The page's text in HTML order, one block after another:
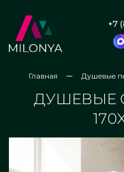
+7
Главная Душевые
ДУШЕВЫЕ